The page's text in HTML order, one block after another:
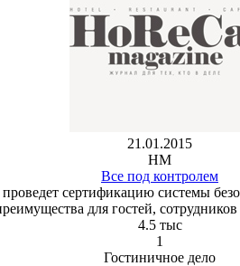
21.01.2015
HM
Все под контролем
сертификацию системы
для гостей,
4.5 тыс
1
Гостиничное дело